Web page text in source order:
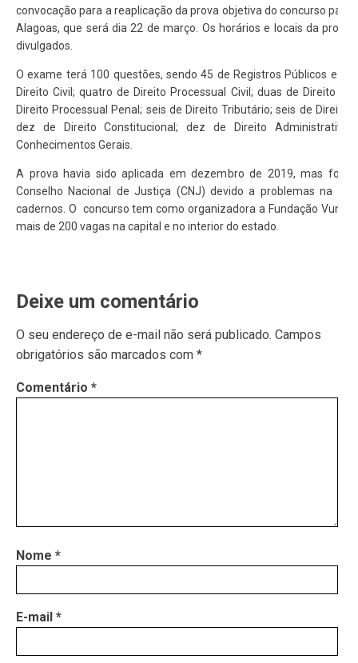
convocação para a reaplicação da prova objetiva do concurso para
Alagoas, que será dia 22 de março. Os horários e locais da prova
divulgados.
O exame terá 100 questões, sendo 45 de Registros Públicos e
Direito Civil; quatro de Direito Processual Civil; duas de Direito
Direito Processual Penal; seis de Direito Tributário; seis de Direito
dez de Direito Constitucional; dez de Direito
Conhecimentos Gerais.
A prova havia sido aplicada em dezembro de 2019, mas foi
Conselho Nacional de Justiça (CNJ) devido a problemas na
cadernos. O concurso tem como organizadora a Fundação
mais de 200 vagas na capital e no interior do estado.
Deixe um comentário
O seu endereço de e-mail não será publicado. Campos
obrigatórios são marcados com *
Comentário *
Nome *
E-mail *